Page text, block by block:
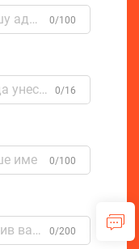
0/100
0/16
0/100
0/200